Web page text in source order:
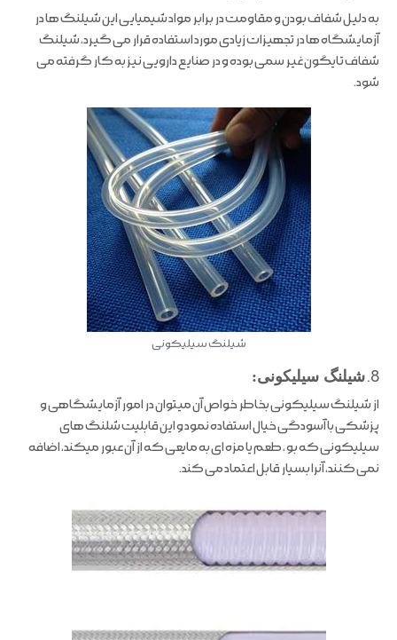
به دلیل شفاف بودن و مقاومت در برابر مواد شیمیایی این شیلنگ ها در
آزمایشگاه ها در تجهیزات زیادی مورد استفاده قرار می گیرد، شیلنگ
شفاف تایگون غیر سمی بوده و در صنایع دارویی نیز به کار گرفته می
شود.
شیلنگ سیلیکونی
8. شیلنگ سیلیکونی:
از شیلنگ سیلیکونی بخاطر خواص آن میتوان در امور آزمایشگاهی و
پزشکی با آسودگی خیال استفاده نمود و این قابلیت شلنگ های
سیلیکونی که بو ، طعم یا مزه ای به مایعی که از آن عبور میکند، اضافه
نمی کنند، آنرا بسیار قابل اعتماد می کند.